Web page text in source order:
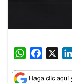
W
a
c